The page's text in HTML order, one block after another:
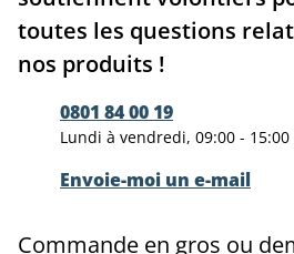
toutes les questions
nos produits !
0801 84 00 19
Lundi à vendredi, 09:00 -
Envoie-moi un e-mail
Commande en gros ou